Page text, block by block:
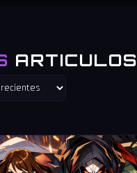
ARTICULOS